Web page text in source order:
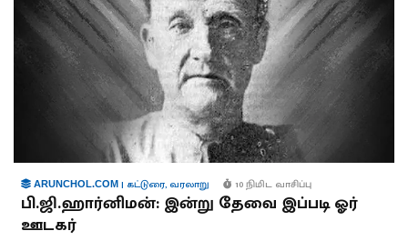
ARUNCHOL.COM | கட்டுரை, வரலாறு 10 நிமிட வாசிப்பு
பி.ஜி.ஹார்னிமன்: இன்று தேவை இப்படி ஓர்
ஊடகர்